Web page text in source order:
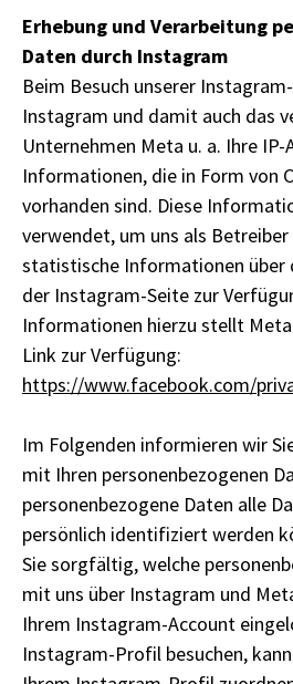
Erhebung und Verarbeitung
Daten durch Instagram
Beim Besuch unserer
Instagram und damit auch das
Unternehmen Meta u. a. Ihre
Informationen, die in Form von
vorhanden sind. Diese
verwendet, um uns als
statistische Informationen über
der Instagram-Seite zur
Informationen hierzu stellt
Link zur Verfügung:
https://www.facebook.com/
Im Folgenden informieren wir
mit Ihren personenbezogenen
personenbezogene Daten alle
persönlich identifiziert werden
Sie sorgfältig, welche
mit uns über Instagram und
Ihrem Instagram-Account
Instagram-Profil besuchen,